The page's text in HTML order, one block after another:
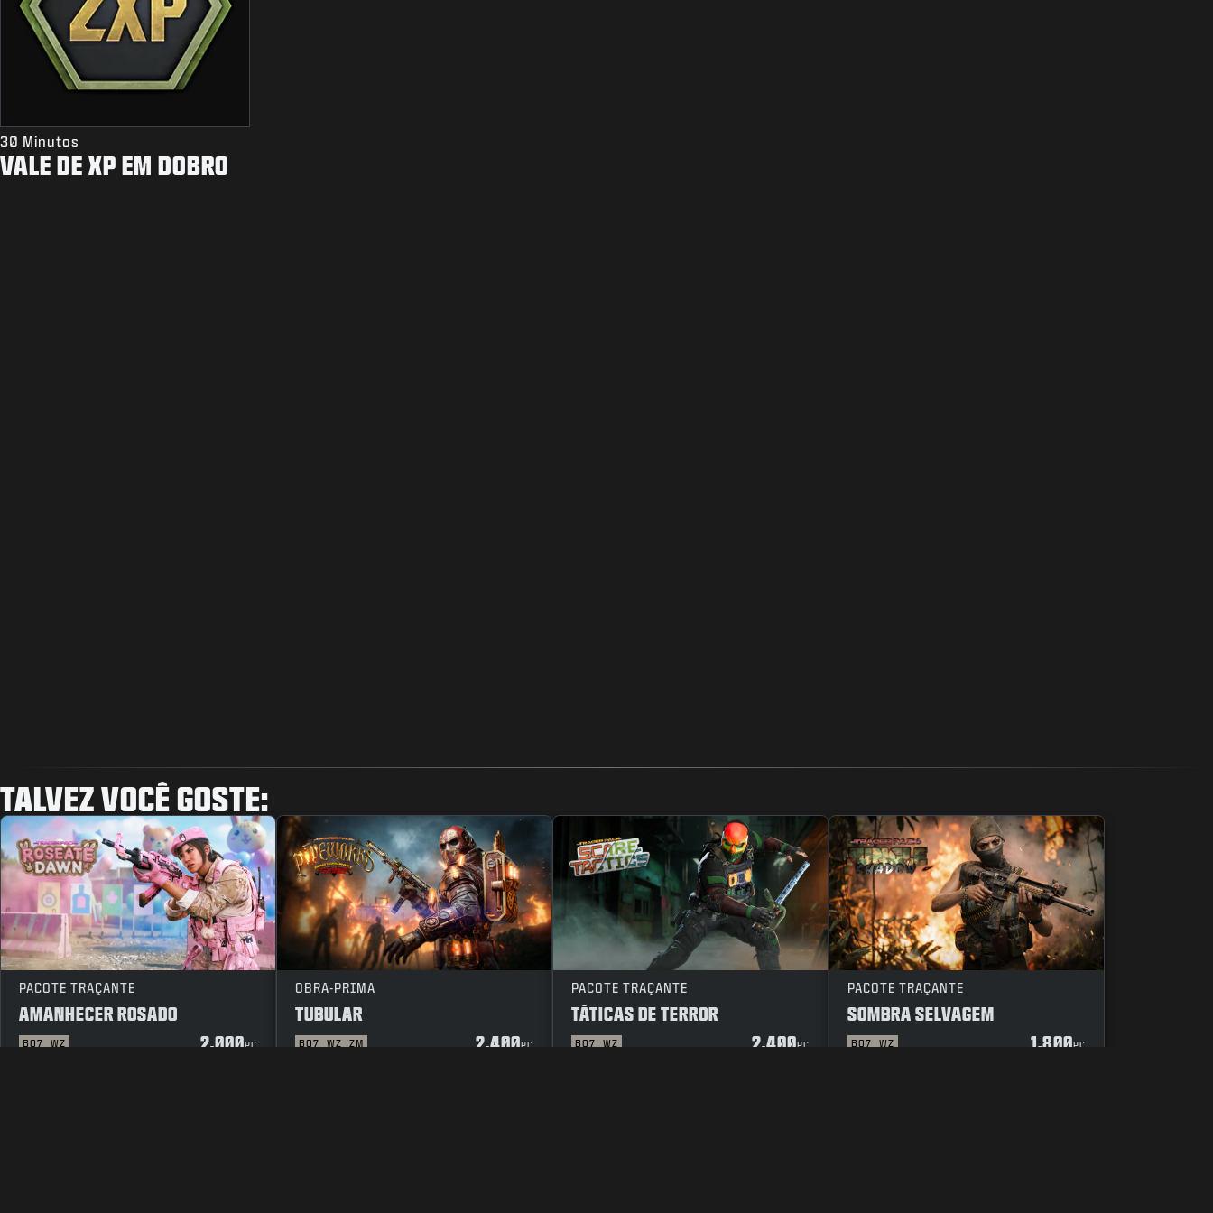
30 Minutos
VALE DE XP EM DOBRO
TALVEZ VOCÊ GOSTE:
PACOTE TRAÇANTE
AMANHECER ROSADO
BO7 WZ 2.000PC
OBRA-PRIMA
TUBULAR
BO7 WZ ZM 2.400PC
PACOTE TRAÇANTE
TÁTICAS DE TERROR
BO7 WZ 2.400PC
PACOTE TRAÇANTE
SOMBRA SELVAGEM
BO7 WZ 1.800PC